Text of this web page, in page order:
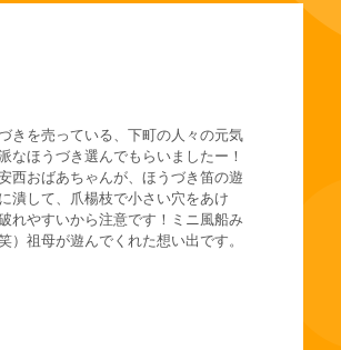
きを売っている、下町の人々の元気
なほうづき選んでもらいましたー！
西おばあちゃんが、ほうづき笛の遊
潰して、爪楊枝で小さい穴をあけ
れやすいから注意です！ミニ風船み
祖母が遊んでくれた想い出です。